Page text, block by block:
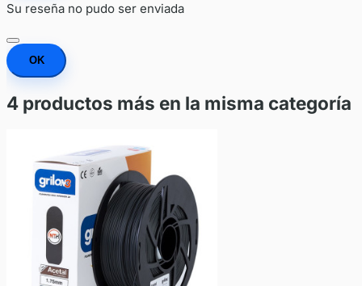
Su reseña no pudo ser enviada
OK
4 productos más en la misma categoría